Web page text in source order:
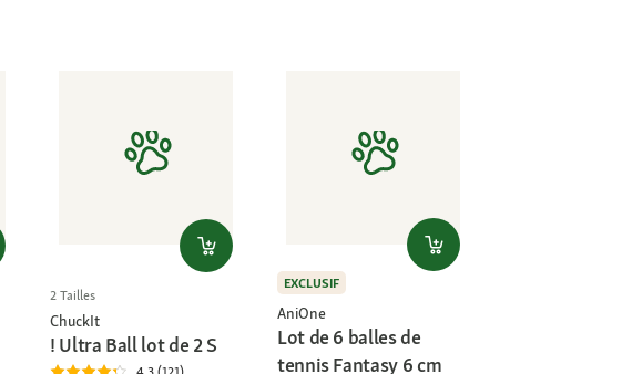
2 Tailles
ChuckIt
! Ultra Ball lot de 2 S
EXCLUSIF
AniOne
Lot de 6 balles de
tennis Fantasy 6 cm